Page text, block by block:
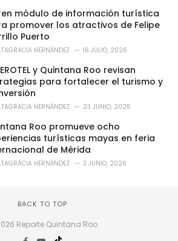
módulo de información turística
promover los atractivos de Felipe
Puerto
HERNÁNDEZ 16 JULIO, 2026
y Quintana Roo revisan
para fortalecer el turismo y
HERNÁNDEZ 23 JUNIO, 2026
Roo promueve ocho
turísticas mayas en feria
de Mérida
HERNÁNDEZ 3 JUNIO, 2026
BACK TO TOP
Reporte Quintana Roo